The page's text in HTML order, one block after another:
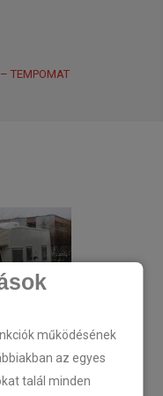
működésének
az egyes
talál minden
TEMPOMAT